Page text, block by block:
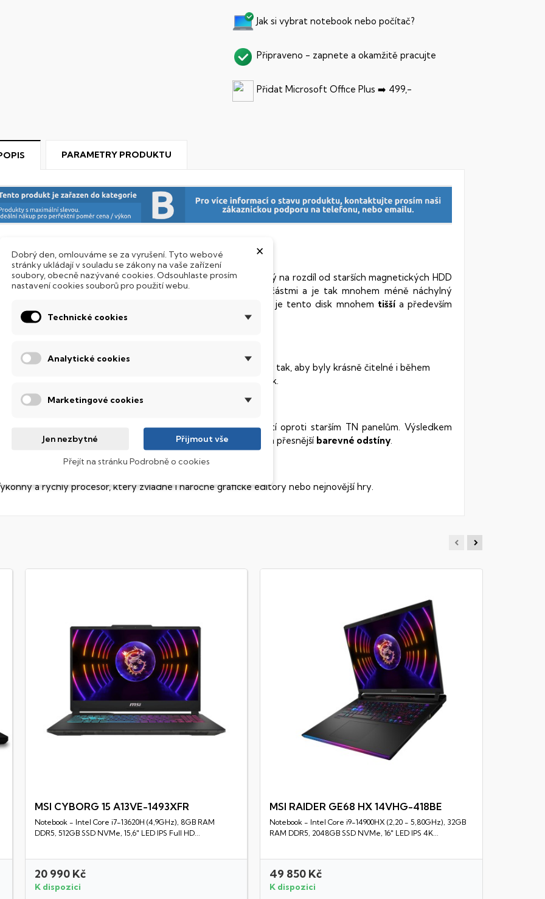
Jak si vybrat notebook nebo počítač?
Připraveno - zapnete a okamžitě pracujte
Přidat Microsoft Office Plus ➡️ 499,-
PARAMETRY PRODUKTU
Disk
notebook je vybavenSSD(Solid State Drive) diskem, který na rozdíl od starších magnetických HDD
Disk Drive) disků nedisponuje žádnými pohyblivými součástmi a je tak mnohem méně náchylný
poškození. Díky použití elektronické soustavy je tento disk mnohem tišší a především
mnohemrychlejšípráci s daty.
klávesnice
systém úsporných LED diod osvítí jednotlivé klávesy tak, aby byly krásně čitelné i během
noci, stále však decentně, aby nikterak nedráždily Váš zrak.
technologie IPS
krystaly disponují zcela odlišnou světelnou propustností oproti starším TN panelům. Výsledkem
široké pozorovací úhly (téměr
), lepší úroveňkontrastu a přesnější barevné odstíny.
Core™ i7
a rychlý procesor, který zvládne i náročné grafické editory nebo nejnovější hry.
Rychlý náhled
MSI CYBORG 15 A13VE-1493XFR
Notebook - Intel Core i7-13620H (4,9GHz), 8GB RAM
DDR5, 512GB SSD NVMe, 15,6" LED IPS Full HD...
20 990 Kč
K dispozici
Rychlý náhled
MSI RAIDER GE68 HX 14VHG-418BE
Notebook - Intel Core i9-14900HX (2,20 - 5,80GHz), 32GB
RAM DDR5, 2048GB SSD NVMe, 16" LED IPS 4K...
49 850 Kč
K dispozici
×
Dobrý den, omlouváme se za vyrušení. Tyto webové
stránky ukládají v souladu se zákony na vaše zařízení
soubory, obecně nazývané cookies. Odsouhlaste prosím
nastavení cookies souborů pro použití webu.
Technické cookies
Analytické cookies
Marketingové cookies
Jen nezbytné Přijmout vše
Přejít na stránku Podrobně o cookies